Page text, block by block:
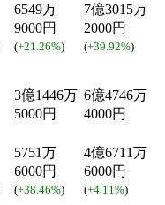
6549万
9000円
(+21.26%)
7億3015万
2000円
(+39.92%)
3億1446万
5000円
6億4746万
4000円
5751万
6000円
(+38.46%)
4億6711万
6000円
(+4.11%)